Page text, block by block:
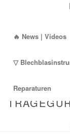
🔥 News | Videos
▽
Reparaturen